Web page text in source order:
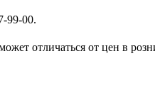
99-00.
отличаться от цен в